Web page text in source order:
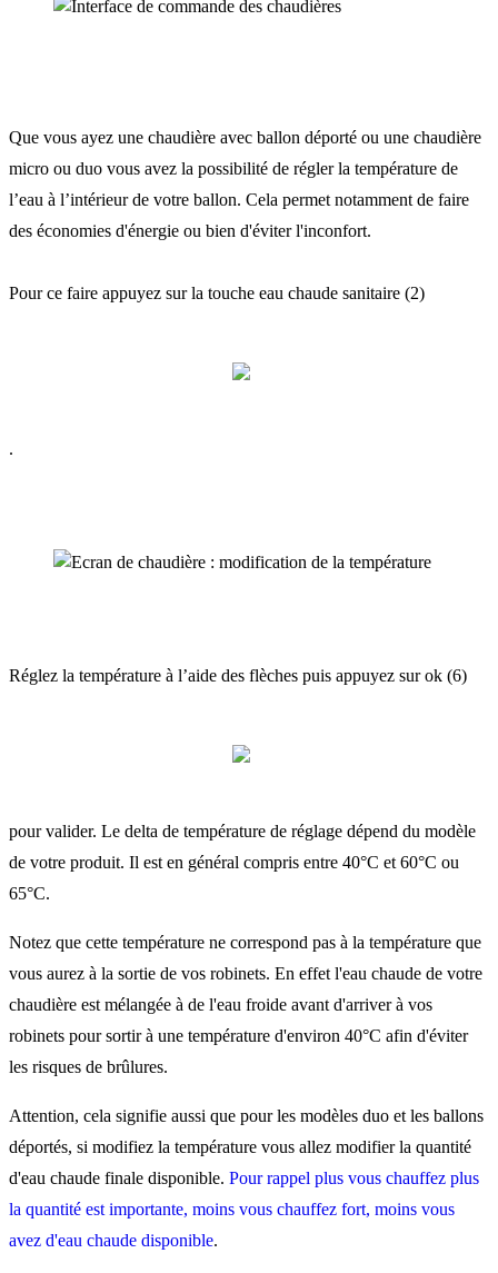
Que vous ayez une chaudière avec ballon déporté ou une chaudière
micro ou duo vous avez la possibilité de régler la température de
l’eau à l’intérieur de votre ballon. Cela permet notamment de faire
des économies d'énergie ou bien d'éviter l'inconfort.
Pour ce faire appuyez sur la touche eau chaude sanitaire (2)
.
Réglez la température à l’aide des flèches puis appuyez sur ok (6)
pour valider. Le delta de température de réglage dépend du modèle
de votre produit. Il est en général compris entre 40°C et 60°C ou
65°C.
Notez que cette température ne correspond pas à la température que
vous aurez à la sortie de vos robinets. En effet l'eau chaude de votre
chaudière est mélangée à de l'eau froide avant d'arriver à vos
robinets pour sortir à une température d'environ 40°C afin d'éviter
les risques de brûlures.
Attention, cela signifie aussi que pour les modèles duo et les ballons
déportés, si modifiez la température vous allez modifier la quantité
d'eau chaude finale disponible. Pour rappel plus vous chauffez plus
la quantité est importante, moins vous chauffez fort, moins vous
avez d'eau chaude disponible.